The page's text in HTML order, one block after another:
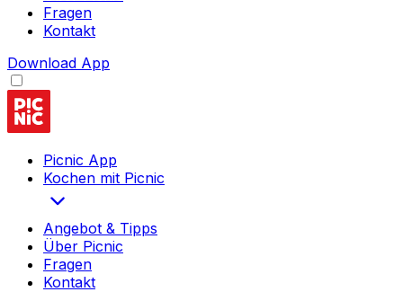
Fragen
Kontakt
Download App
Picnic App
Kochen mit Picnic
Angebot & Tipps
Über Picnic
Fragen
Kontakt